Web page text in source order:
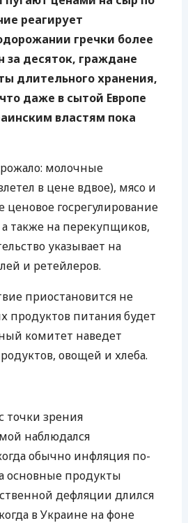
ЕЖЕМЕСЯЧНЫЙ ОБЗОР
КЕШБЭКА
ПУТЕВОДИТЕЛИ ПО
БАНКОВСКИМ КАРТАМ
реагирует
гречки более
за десяток, граждане
длительного хранения,
даже в сытой Европе
властям пока
молочные
в цене вдвое), мясо и
госрегулирование
также на перекупщиков,
указывает на
и ретейлеров.
приостановится не
продуктов питания будет
комитет наведет
овощей и хлеба.
точки зрения
наблюдался
обычно инфляция по-
основные продукты
дефляции длился
в Украине на фоне